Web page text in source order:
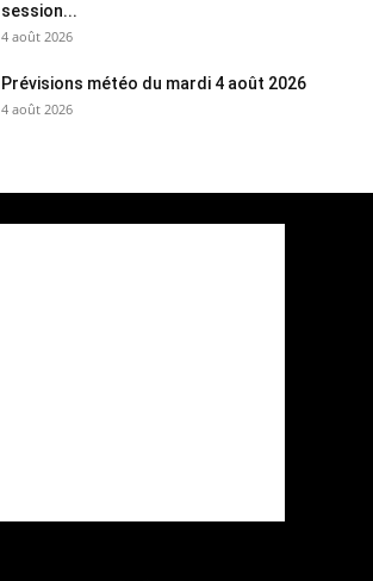
session...
4 août 2026
Prévisions météo du mardi 4 août 2026
4 août 2026